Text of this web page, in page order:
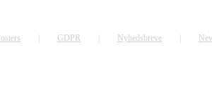
GDPR Nyhedsbreve